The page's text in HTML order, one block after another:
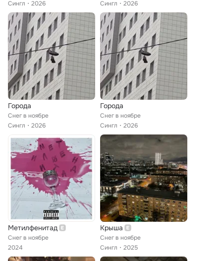
Сингл
2026
Сингл
2026
Города
Снег в ноябре
Сингл
2026
Города
Снег в ноябре
Сингл
2026
Метилфенитад
Снег в ноябре
2024
Крыша
Снег в ноябре
Сингл
2025